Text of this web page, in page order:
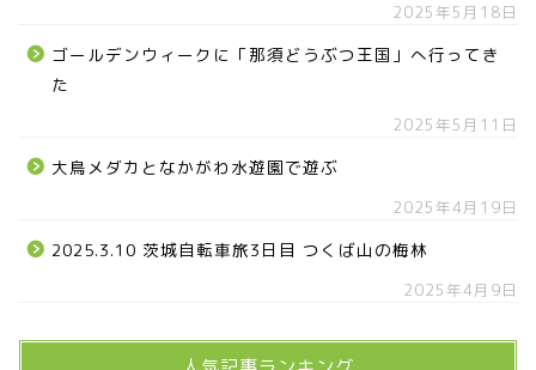
2025年5月18日
ゴールデンウィークに「那須どうぶつ王国」へ行ってき
た
2025年5月11日
大鳥メダカとなかがわ水遊園で遊ぶ
2025年4月19日
2025.3.10 茨城自転車旅3日目 つくば山の梅林
2025年4月9日